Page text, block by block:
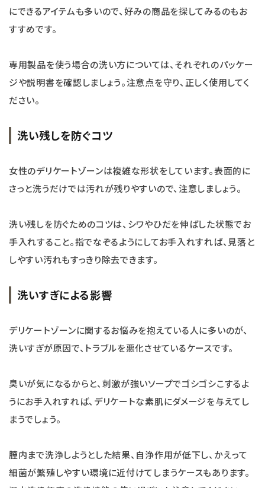
にできるアイテムも多いので、好みの商品を探してみるのもお
すすめです。
専用製品を使う場合の洗い方については、それぞれのパッケー
ジや説明書を確認しましょう。注意点を守り、正しく使用してく
ださい。
洗い残しを防ぐコツ
女性のデリケートゾーンは複雑な形状をしています。表面的に
さっと洗うだけでは汚れが残りやすいので、注意しましょう。
洗い残しを防ぐためのコツは、シワやひだを伸ばした状態でお
手入れすること。指でなぞるようにしてお手入れすれば、見落と
しやすい汚れもすっきり除去できます。
洗いすぎによる影響
デリケートゾーンに関するお悩みを抱えている人に多いのが、
洗いすぎが原因で、トラブルを悪化させているケースです。
臭いが気になるからと、刺激が強いソープでゴシゴシこするよ
うにお手入れすれば、デリケートな素肌にダメージを与えてし
まうでしょう。
膣内まで洗浄しようとした結果、自浄作用が低下し、かえって
細菌が繁殖しやすい環境に近付けてしまうケースもあります。